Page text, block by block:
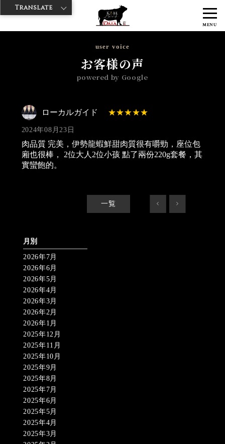
MENU
神戸牛ダイヤ > 神戸牛ダイア 雷門東店
ローカル
user voice
お客様の声
powered by Google
ローカルガイド
2024年08月23日
肉品質 完美，伊勢龍蝦鮮甜肉質很有嚼勁，座位包
廂也很棒， 2位大人2位小孩 點了兩份220g套餐，其
實蠻飽的。
一覧 < >
月別
2026年7月
2026年6月
2026年5月
2026年4月
2026年3月
2026年2月
2026年1月
2025年12月
2025年11月
2025年10月
2025年9月
2025年8月
2025年7月
2025年6月
2025年5月
2025年4月
2025年3月
Translate